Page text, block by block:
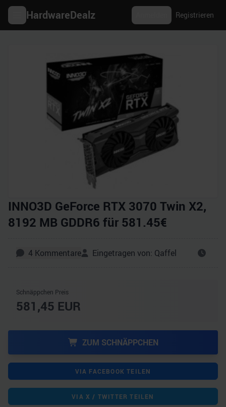
HardwareDealz Registrieren
INNO3D GeForce RTX 3070 Twin X2,
8192 MB GDDR6 für 581.45€
4 Kommentare Eingetragen von: Qaffel
Schnäppchen Preis
581,45 EUR
ZUM SCHNÄPPCHEN
VIA FACEBOOK TEILEN
VIA X / TWITTER TEILEN